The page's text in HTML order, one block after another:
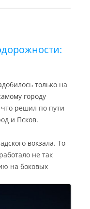
только на
городу
что решил по пути
и Псков.
вокзала. То
не так
на боковых